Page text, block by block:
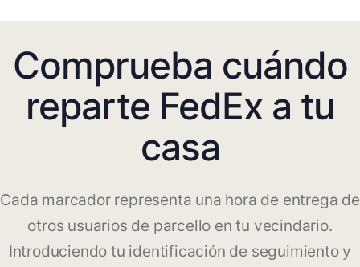
Comprueba cuándo
reparte FedEx a tu
casa
Cada marcador representa una hora de entrega de
otros usuarios de parcello en tu vecindario.
Introduciendo tu identificación de seguimiento y